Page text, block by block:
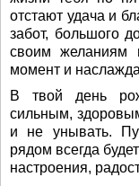
отстают удача и
забот, большого
своим желаниям
момент и
В твой день
сильным,
и не унывать.
рядом всегда
настроения,